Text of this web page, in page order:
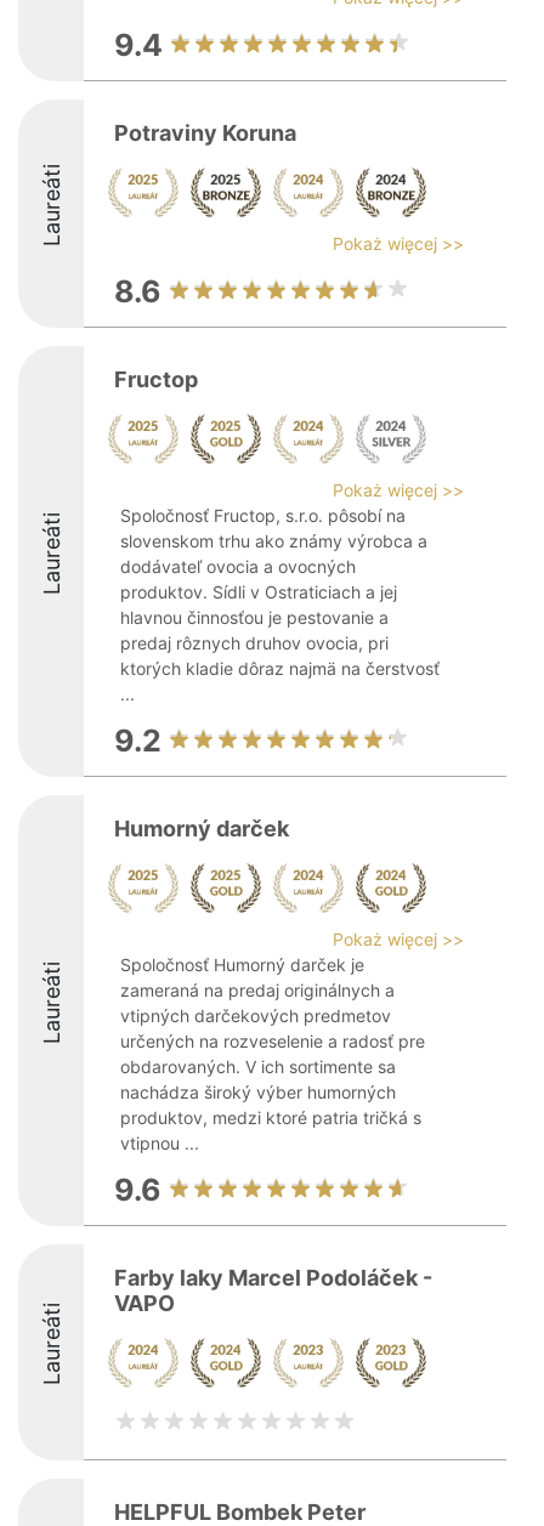
9.4
Laureáti
Potraviny Koruna
Pokaż więcej >>
8.6
Laureáti
Fructop
Pokaż więcej >>
Spoločnosť Fructop, s.r.o. pôsobí na
slovenskom trhu ako známy výrobca a
dodávateľ ovocia a ovocných
produktov. Sídli v Ostraticiach a jej
hlavnou činnosťou je pestovanie a
predaj rôznych druhov ovocia, pri
ktorých kladie dôraz najmä na čerstvosť
...
9.2
Laureáti
Humorný darček
Pokaż więcej >>
Spoločnosť Humorný darček je
zameraná na predaj originálnych a
vtipných darčekových predmetov
určených na rozveselenie a radosť pre
obdarovaných. V ich sortimente sa
nachádza široký výber humorných
produktov, medzi ktoré patria tričká s
vtipnou ...
9.6
Laureáti
Farby laky Marcel Podoláček -
VAPO
HELPFUL Bombek Peter